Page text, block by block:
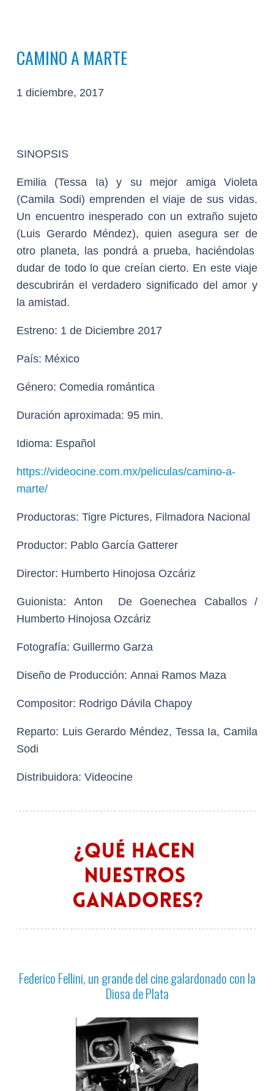
CAMINO A MARTE
1 diciembre, 2017
SINOPSIS
Emilia (Tessa Ia) y su mejor amiga Violeta
(Camila Sodi) emprenden el viaje de sus vidas.
Un encuentro inesperado con un extraño sujeto
(Luis Gerardo Méndez), quien asegura ser de
otro planeta, las pondrá a prueba, haciéndolas
dudar de todo lo que creían cierto. En este viaje
descubrirán el verdadero significado del amor y
la amistad.
Estreno: 1 de Diciembre 2017
País: México
Género: Comedia romántica
Duración aproximada: 95 min.
Idioma: Español
https://videocine.com.mx/peliculas/camino-a-
marte/
Productoras: Tigre Pictures, Filmadora Nacional
Productor: Pablo García Gatterer
Director: Humberto Hinojosa Ozcáriz
Guionista: Anton De Goenechea Caballos /
Humberto Hinojosa Ozcáriz
Fotografía: Guillermo Garza
Diseño de Producción: Annai Ramos Maza
Compositor: Rodrigo Dávila Chapoy
Reparto: Luis Gerardo Méndez, Tessa Ia, Camila
Sodi
Distribuidora: Videocine
Federico Fellini, un grande del cine galardonado con la
Diosa de Plata